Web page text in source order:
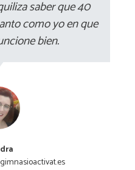
saber que 40
como yo en que
bien.